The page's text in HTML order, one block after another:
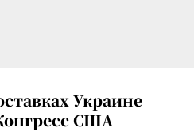
Украине
США